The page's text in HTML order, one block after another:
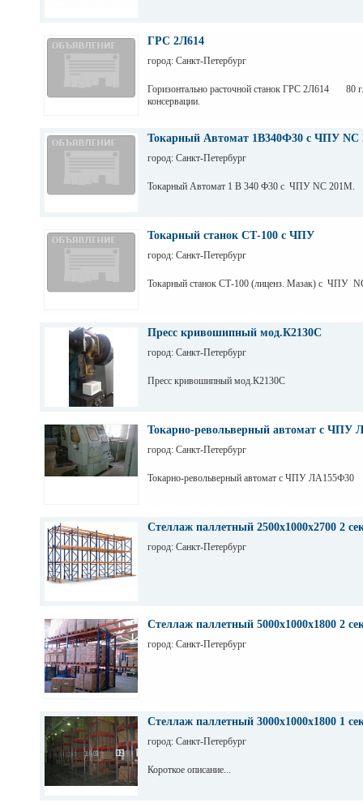
ГРС 2Л614
город: Санкт-Петербург
Горизонтально расточной станок ГРС 2Л614 80
консервации.
Токарный Автомат 1В340Ф30 с ЧПУ NC
город: Санкт-Петербург
Токарный Автомат 1 В 340 Ф30 с ЧПУ NC 201M.
Токарный станок СТ-100 с ЧПУ
город: Санкт-Петербург
Токарный станок СТ-100 (лиценз. Мазак) с ЧПУ
Пресс кривошипный мод.К2130С
город: Санкт-Петербург
Пресс кривошипный мод.К2130С
Токарно-револьверный автомат с ЧПУ
город: Санкт-Петербург
Токарно-револьверный автомат с ЧПУ ЛА155Ф30
Стеллаж паллетный 2500х1000х2700 2
город: Санкт-Петербург
Стеллаж паллетный 5000х1000х1800 2
город: Санкт-Петербург
Стеллаж паллетный 3000х1000х1800 1
город: Санкт-Петербург
Короткое описание...